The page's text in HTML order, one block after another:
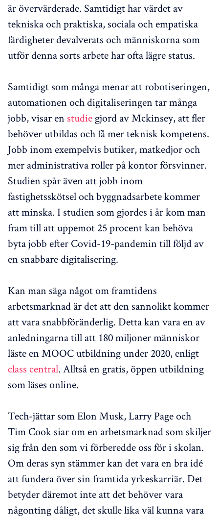
är övervärderade. Samtidigt har värdet av
tekniska och praktiska, sociala och empatiska
färdigheter devalverats och människorna som
utför denna sorts arbete har ofta lägre status.
Samtidigt som många menar att robotiseringen,
automationen och digitaliseringen tar många
jobb, visar en studie gjord av Mckinsey, att fler
behöver utbildas och få mer teknisk kompetens.
Jobb inom exempelvis butiker, matkedjor och
mer administrativa roller på kontor försvinner.
Studien spår även att jobb inom
fastighetsskötsel och byggnadsarbete kommer
att minska. I studien som gjordes i år kom man
fram till att uppemot 25 procent kan behöva
byta jobb efter Covid-19-pandemin till följd av
en snabbare digitalisering.
Kan man säga något om framtidens
arbetsmarknad är det att den sannolikt kommer
att vara snabbföränderlig. Detta kan vara en av
anledningarna till att 180 miljoner människor
läste en MOOC utbildning under 2020, enligt
class central. Alltså en gratis, öppen utbildning
som läses online.
Tech-jättar som Elon Musk, Larry Page och
Tim Cook siar om en arbetsmarknad som skiljer
sig från den som vi förberedde oss för i skolan.
Om deras syn stämmer kan det vara en bra idé
att fundera över sin framtida yrkeskarriär. Det
betyder däremot inte att det behöver vara
någonting dåligt, det skulle lika väl kunna vara